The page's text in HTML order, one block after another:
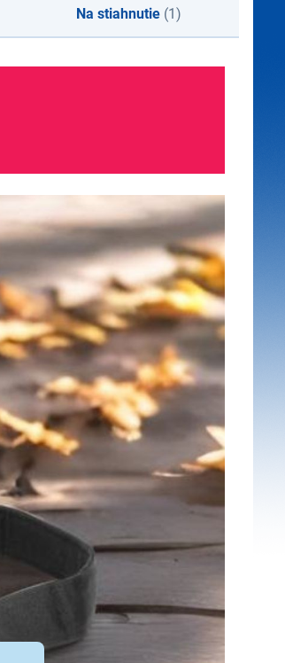
Na stiahnutie (1)